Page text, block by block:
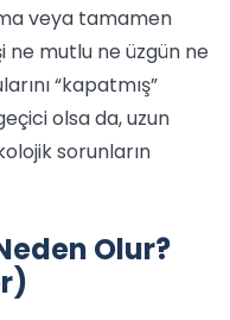
veya tamamen
ne mutlu ne üzgün ne
“kapatmış”
olsa da, uzun
sorunların
Olur?